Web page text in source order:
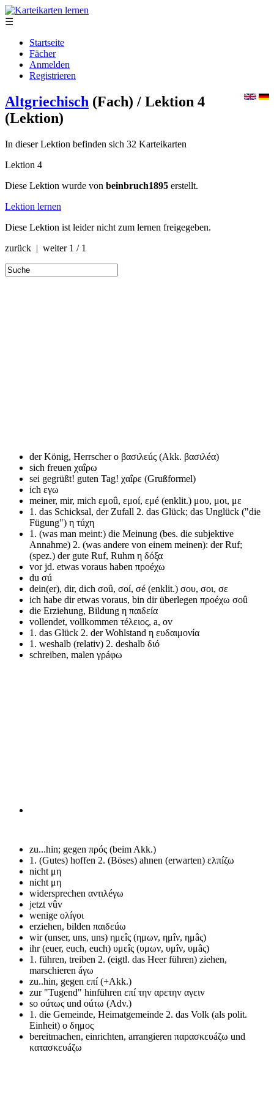
☰
Startseite
Fächer
Anmelden
Registrieren
Altgriechisch (Fach) / Lektion 4
(Lektion)
In dieser Lektion befinden sich 32 Karteikarten
Lektion 4
Diese Lektion wurde von beinbruch1895 erstellt.
Lektion lernen
Diese Lektion ist leider nicht zum lernen freigegeben.
zurück | weiter 1 / 1
der König, Herrscherο βασιλεúς (Akk. βασιλéα)
sich freuen χαîρω
sei gegrüßt! guten Tag! χαîρε (Grußformel)
ich εγω
meiner, mir, mich εμοû, εμοí, εμé (enklit.) μου, μοι, με
1. das Schicksal, der Zufall 2. das Glück; das Unglück ("die
Fügung") η τúχη
1. (was man meint:) die Meinung (bes. die subjektive
Annahme) 2. (was andere von einem meinen): der Ruf;
(spez.) der gute Ruf, Ruhm η δóξα
vor jd. etwas voraus haben προéχω
du σú
dein(er), dir, dich σοû, σοí, σé (enklit.) σου, σοι, σε
ich habe dir etwas voraus, bin dir überlegen προéχω σοû
die Erziehung, Bildung η παιδεíα
vollendet, vollkommen τéλειος, a, ov
1. das Glück 2. der Wohlstand η ευδαιμονíα
1. weshalb (relativ) 2. deshalb διó
schreiben, malen γρáφω
zu...hin; gegen πρóς (beim Akk.)
1. (Gutes) hoffen 2. (Böses) ahnen (erwarten) ελπíζω
nicht μη
nicht μη
widersprechen αντιλéγω
jetzt vûv
wenige ολíγοι
erziehen, bilden παιδεúω
wir (unser, uns, uns) ημεîς (ημων, ημîν, ημâς)
ihr (euer, euch, euch) υμεîς (υμων, υμîν, υμâς)
1. führen, treiben 2. (eigtl. das Heer führen) ziehen,
marschieren áγω
zu..hin, gegen επí (+Akk.)
zur "Tugend" hinführen επí τηv αρετηv αγειv
so οúτως und οúτω (Adv.)
1. die Gemeinde, Heimatgemeinde 2. das Volk (als polit.
Einheit) ο δημος
bereitmachen, einrichten, arrangieren παρασκευáζω und
κατασκευáζω